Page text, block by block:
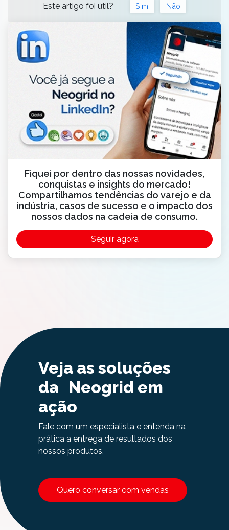
Este artigo foi útil? Sim Não
Fiquei por dentro das nossas novidades,
conquistas e insights do mercado!
Compartilhamos tendências do varejo e da
indústria, casos de sucesso e o impacto dos
nossos dados na cadeia de consumo.
Seguir agora
Veja as soluções
da Neogrid em
ação
Fale com um especialista e entenda na
prática a entrega de resultados dos
nossos produtos.
Quero conversar com vendas